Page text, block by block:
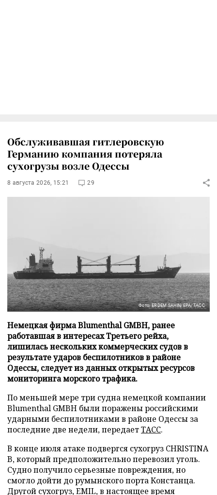
Обслуживавшая гитлеровскую
Германию компания потеряла
сухогрузы возле Одессы
8 августа 2026, 15:21 29
Фото: ERDEM SAHIN/EPA/ТАСС
Немецкая фирма Blumenthal GMBH, ранее
работавшая в интересах Третьего рейха,
лишилась нескольких коммерческих судов в
результате ударов беспилотников в районе
Одессы, следует из данных открытых ресурсов
мониторинга морского трафика.
По меньшей мере три судна немецкой компании
Blumenthal GMBH были поражены российскими
ударными беспилотниками в районе Одессы за
последние две недели, передаетТАСС.
В конце июля атаке подвергся сухогруз CHRISTINA
B, который предположительно перевозил уголь.
Судно получило серьезные повреждения, но
смогло дойти до румынского порта Констанца.
Другой сухогруз, EMIL, в настоящее время